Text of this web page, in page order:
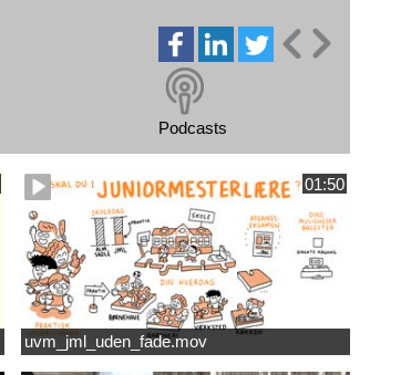
Podcasts
01:50
uvm_jml_uden_fade.mov